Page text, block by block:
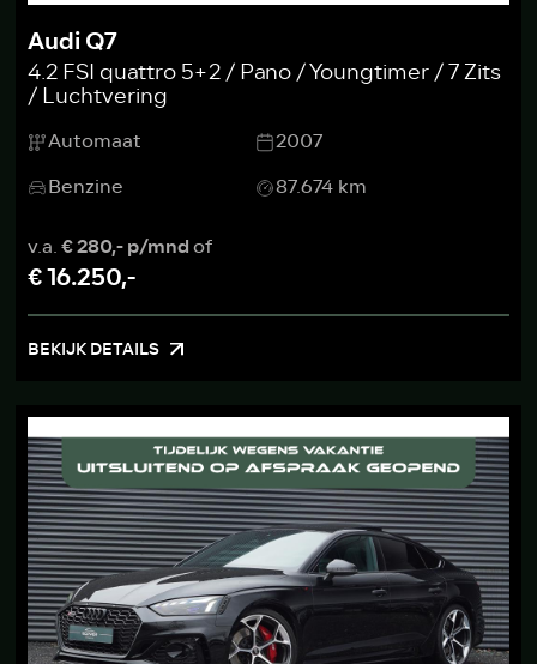
Audi Q7
4.2 FSI quattro 5+2 / Pano / Youngtimer / 7 Zits
/ Luchtvering
Automaat
2007
Benzine
87.674 km
v.a.€ 280,- p/mndof
€ 16.250,-
BEKIJK DETAILS